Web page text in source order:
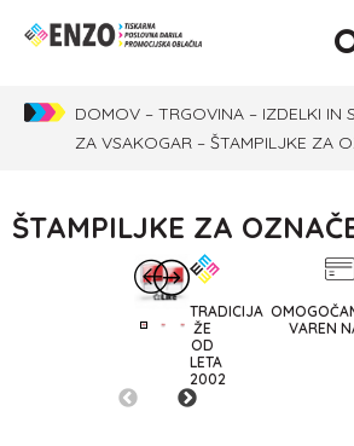
DOMOV – TRGOVINA – IZDELKI IN
ZA VSAKOGAR – ŠTAMPILJKE ZA
ŠTAMPILJKE ZA
TRADICIJA
ŽE
OD
LETA
2002
VAREN